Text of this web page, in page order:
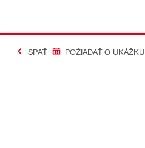
SPÄŤ POŽIADAŤ O UKÁŽKU